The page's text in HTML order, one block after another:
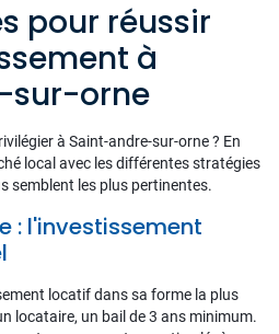
pour réussir
à
sur-orne
à Saint-andre-sur-orne ? En
local avec les différentes stratégies
semblent les plus pertinentes.
: l'investissement
locatif dans sa forme la plus
locataire, un bail de 3 ans minimum.